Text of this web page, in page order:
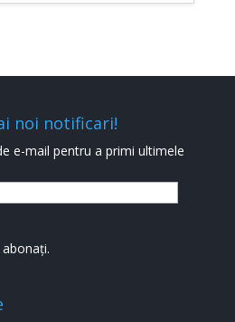
noi notificari!
e-mail pentru a primi ultimele